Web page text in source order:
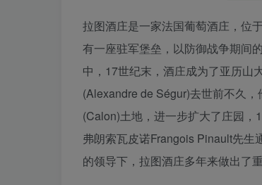
拉图酒庄是一家法国葡萄酒庄，位
有一座驻军堡垒，以防御战争期间
中，17世纪末，酒庄成为了亚历山
(Alexandre de Ségur)去世前不久
(Calon)土地，进一步扩大了庄园，
弗朗索瓦皮诺Frangois Pinault先
的领导下，拉图酒庄多年来做出了